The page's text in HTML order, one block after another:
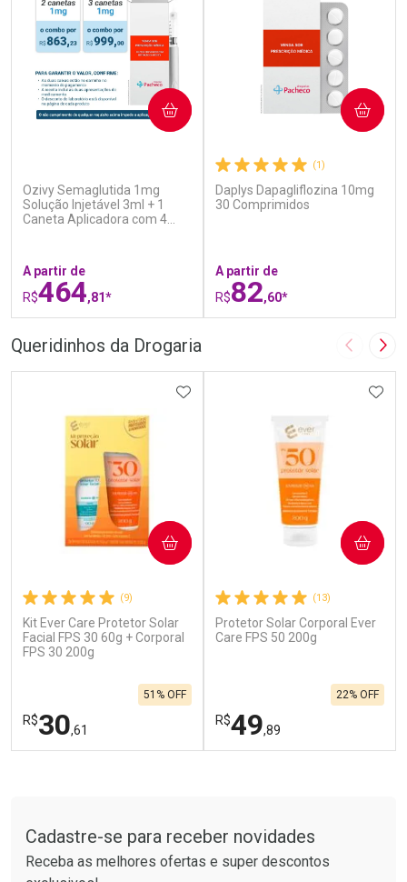
Ozivy Semaglutida 1mg
Solução Injetável 3ml + 1
Caneta Aplicadora com 4
A partir de
R$464,81*
COMPRAR
Ativar Desconto
Por R$ 664,02/cada
Comprar sem Desconto
(1)
Daplys Dapagliflozina 10mg
30 Comprimidos
A partir de
R$82,60*
COMPRAR
Ativar Desconto
Por R$ 137,66/cada
Queridinhos da Drogaria Imagem
(9)
Kit Ever Care Protetor Solar
Facial FPS 30 60g + Corporal
FPS 30 200g
R$30,61
51% OFF
ADICIONAR AOS FAVORITOS
COMPRAR
Laboratório
Por Menos
(13)
Protetor Solar Corporal Ever
Care FPS 50 200g
R$49,89
22% OFF
COMPRAR
Laboratório
Por Menos
Cadastre-se para receber novidades
Receba as melhores ofertas e super descontos